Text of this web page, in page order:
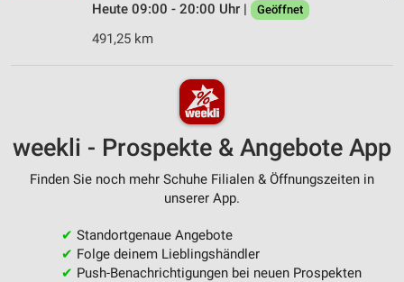
Heute 09:00 - 20:00 Uhr |
Geöffnet
491,25 km
weekli - Prospekte & Angebote App
Finden Sie noch mehr Schuhe Filialen & Öffnungszeiten in
unserer App.
✔ Standortgenaue Angebote
✔ Folge deinem Lieblingshändler
✔ Push-Benachrichtigungen bei neuen Prospekten